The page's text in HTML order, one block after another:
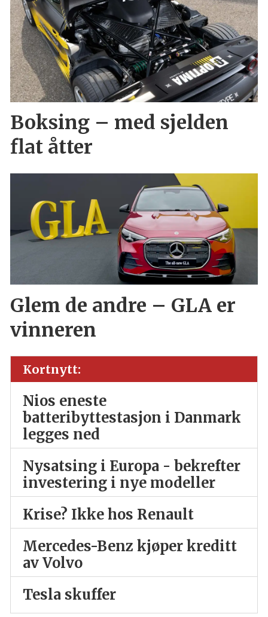
Boksing – med sjelden
flat åtter
Glem de andre – GLA er
vinneren
Kortnytt:
Nios eneste
batteribyttestasjon i Danmark
legges ned
Nysatsing i Europa - bekrefter
investering i nye modeller
Krise? Ikke hos Renault
Mercedes-Benz kjøper kreditt
av Volvo
Tesla skuffer